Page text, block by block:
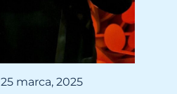
25 marca, 2025